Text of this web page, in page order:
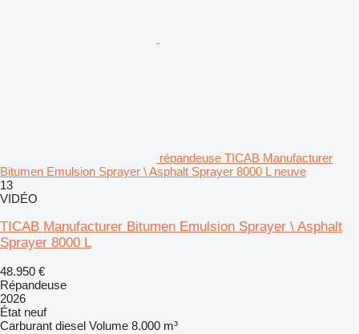
répandeuse TICAB Manufacturer
Bitumen Emulsion Sprayer \ Asphalt Sprayer 8000 L neuve
13
VIDÉO
TICAB Manufacturer Bitumen Emulsion Sprayer \ Asphalt
Sprayer 8000 L
48.950 €
Répandeuse
2026
État neuf
Carburant diesel Volume 8.000 m³